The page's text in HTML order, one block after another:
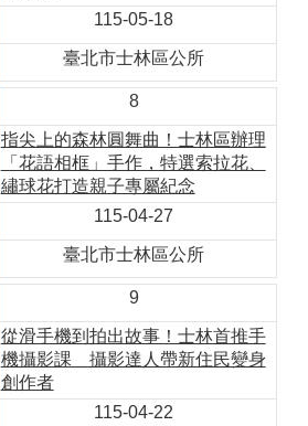
115-05-18
臺北市士林區公所
8
指尖上的森林圓舞曲！士林區辦理
「花語相框」手作，特選索拉花、
繡球花打造親子專屬紀念
115-04-27
臺北市士林區公所
9
從滑手機到拍出故事！士林首推手
機攝影課 攝影達人帶新住民變身
創作者
115-04-22